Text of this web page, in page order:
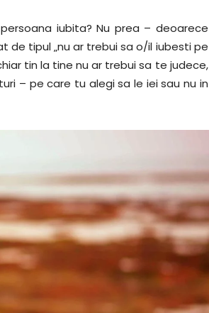
iubita? Nu prea – deoarece
de tipul „nu ar trebui sa o/il iubesti pe
tin la tine nu ar trebui sa te judece,
– pe care tu alegi sa le iei sau nu in